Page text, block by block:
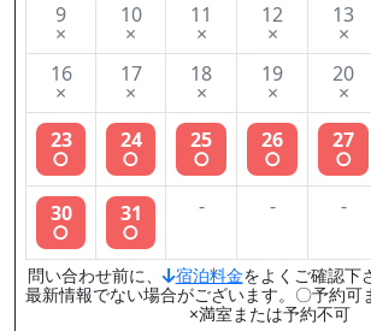
9
×
10
×
11
×
12
×
13
×
16
×
17
×
18
×
19
×
20
×
23
○
24
○
25
○
26
○
27
○
30
○
31
○
- - -
問い合わせ前に、 宿泊料金をよくご確認下
最新情報でない場合がございます。〇予約可
×満室または予約不可